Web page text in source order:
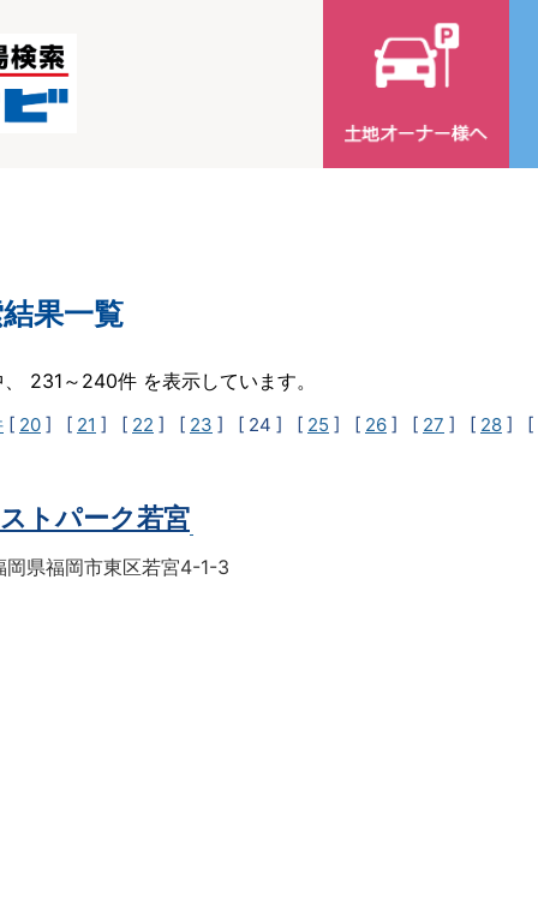
果一覧
231～240件 を表示しています。
[ 20 ] [ 21 ] [ 22 ] [ 23 ] [ 24 ] [ 25 ] [ 26 ] [ 27 ] [ 28 ] [
ストパーク若宮
岡県福岡市東区若宮4-1-3